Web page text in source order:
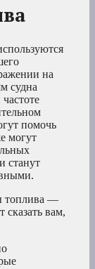
на
судна
помочь
могут
станут
топлива —
сказать вам,